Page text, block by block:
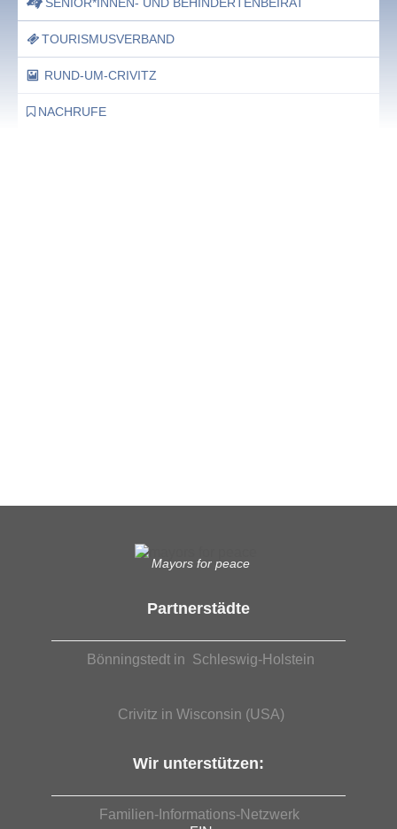
TOURISMUSVERBAND
RUND-UM-CRIVITZ
NACHRUFE
Mayors for peace
Partnerstädte
Bönningstedt in Schleswig-Holstein
Crivitz in Wisconsin (USA)
Wir unterstützen:
Familien-Informations-Netzwerk